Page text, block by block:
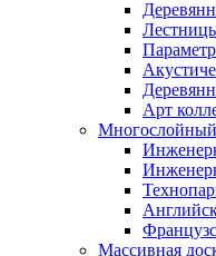
Арт
Многослойный
Массивная